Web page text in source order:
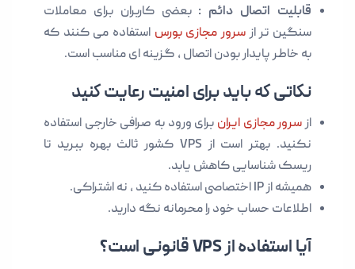
قابلیت اتصال دائم : بعضی کاربران برای معاملات
سنگین تر ازسرور مجازی بورس استفاده می کنند که
به خاطر پایدار بودن اتصال ، گزینه ای مناسب است.
نکاتی که باید برای امنیت رعایت کنید
ازسرور مجازی ایران برای ورود به صرافی خارجی استفاده
نکنید. بهتر است از VPS کشور ثالث بهره ببرید تا
ریسک شناسایی کاهش یابد.
همیشه از IP اختصاصی استفاده کنید ، نه اشتراکی.
اطلاعات حساب خود را محرمانه نگه دارید.
آیا استفاده از VPS قانونی است؟